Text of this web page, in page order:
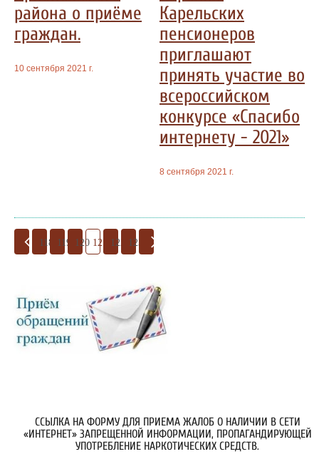
района о приёме
граждан.
10 сентября 2021 г.
Карельских
пенсионеров
приглашают
принять участие во
всероссийском
конкурсе «Спасибо
интернету - 2021»
8 сентября 2021 г.
118 119 120 121 122 123
ССЫЛКА НА ФОРМУ ДЛЯ ПРИЕМА ЖАЛОБ О НАЛИЧИИ В СЕТИ
«ИНТЕРНЕТ» ЗАПРЕЩЕННОЙ ИНФОРМАЦИИ, ПРОПАГАНДИРУЮЩЕЙ
УПОТРЕБЛЕНИЕ НАРКОТИЧЕСКИХ СРЕДСТВ.